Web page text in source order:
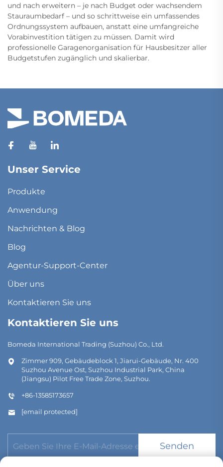
und nach erweitern – je nach Budget oder wachsendem
Stauraumbedarf – und so schrittweise ein umfassendes
Ordnungssystem aufbauen, anstatt eine umfangreiche
Vorabinvestition tätigen zu müssen. Damit wird
professionelle Garagenorganisation für Hausbesitzer aller
Budgetstufen zugänglich und skalierbar.
Unser Service
Produkte
Anwendung
Nachrichten & Blog
Blog
Agentur-Support-Center
Über uns
Kontaktieren Sie uns
Kontaktieren Sie uns
Bomeda International Trading (Suzhou) Co., Ltd.
Zimmer 909, Gebäudeblock 1, Jiarui-Gebäude, Nr. 400
Suzhou Avenue Ost, Suzhou Industrial Park, China
(Jiangsu) Pilot Free Trade Zone, Suzhou.
+86-13585173657
[email protected]
Senden